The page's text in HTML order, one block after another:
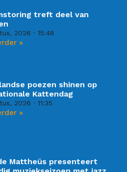
treft deel van
2026 15:48
»
poezen shinen op
Kattendag
2026 11:35
»
Mattheüs presenteert